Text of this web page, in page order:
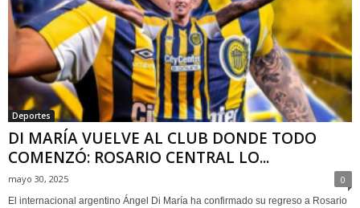
Deportes
DI MARÍA VUELVE AL CLUB DONDE TODO
COMENZÓ: ROSARIO CENTRAL LO...
mayo 30, 2025 0
El internacional argentino Ángel Di María ha confirmado su regreso a Rosario